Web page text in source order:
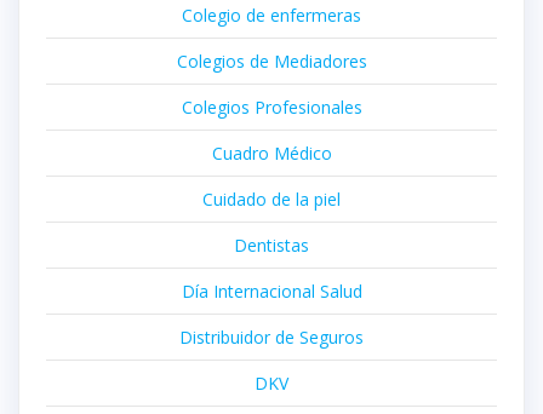
Colegio de enfermeras
Colegios de Mediadores
Colegios Profesionales
Cuadro Médico
Cuidado de la piel
Dentistas
Día Internacional Salud
Distribuidor de Seguros
DKV